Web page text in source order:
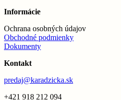
Informácie
Ochrana osobných údajov
Obchodné podmienky
Dokumenty
Kontakt
predaj@karadzicka.sk
+421 918 212 094